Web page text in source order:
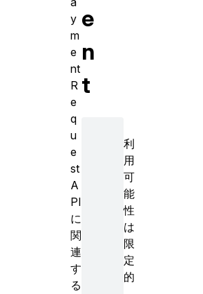
e
n
t
利
用
可
能
性
は
限
定
的
y
m
e
nt
R
e
q
u
e
st
A
PI
に
関
連
す
る